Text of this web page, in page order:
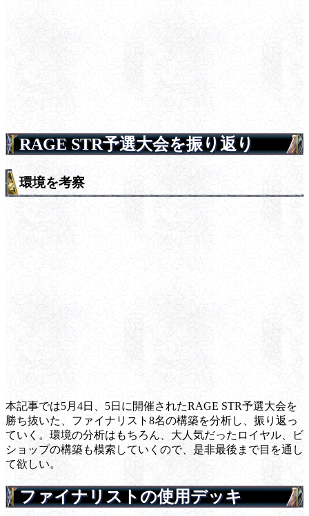
RAGE STR予選大会を振り返り
環境を考察
本記事では5月4日、5日に開催されたRAGE STR予選大会を
勝ち抜いた、ファイナリスト8名の構築を分析し、振り返っ
ていく。環境の分析はもちろん、大人気だったロイヤル、ビ
ショップの構築も模索していくので、是非最後まで目を通し
て欲しい。
ファイナリストの使用デッキ